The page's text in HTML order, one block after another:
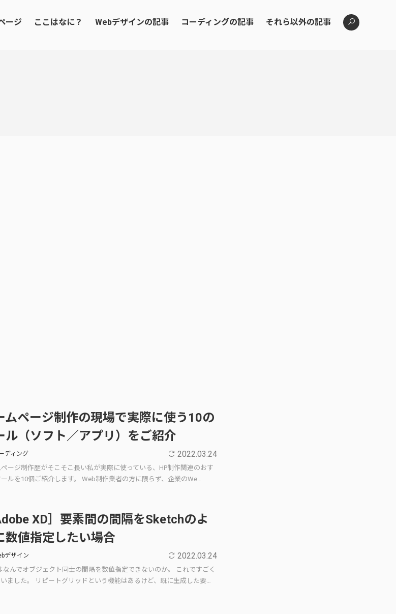
ージ ここはなに？ Webデザインの記事 コーディングの記事 それら以外の記事
ムページ制作の現場で実際に使う10の
ル（ソフト／アプリ）をご紹介
ディング 2022.03.24
ージ制作歴がそこそこ長い私が実際に使っている、HP制作関連のおす
ルを10個ご紹介します。 Web制作業者の方に限らず、企業のWe…
XD］要素間の間隔をSketchのよ
数値指定したい場合
デザイン 2022.03.24
なんでオブジェクト同士の間隔を数値指定できないのか。 これですごく
いました。 リピートグリッドという機能はあるけど、既に生成した要…